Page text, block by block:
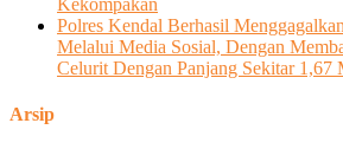
Kekompakan
Polres Kendal Berhasil
Melalui Media Sosial, Dengan
Celurit Dengan Panjang Sekitar 1,67
Arsip